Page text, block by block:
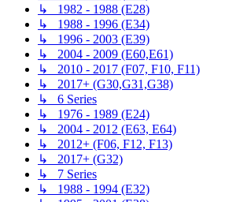
↳ 1982 - 1988 (E28)
↳ 1988 - 1996 (E34)
↳ 1996 - 2003 (E39)
↳ 2004 - 2009 (E60,E61)
↳ 2010 - 2017 (F07, F10, F11)
↳ 2017+ (G30,G31,G38)
↳ 6 Series
↳ 1976 - 1989 (E24)
↳ 2004 - 2012 (E63, E64)
↳ 2012+ (F06, F12, F13)
↳ 2017+ (G32)
↳ 7 Series
↳ 1988 - 1994 (E32)